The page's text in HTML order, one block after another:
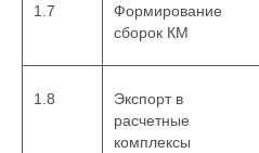
1.7
Формирование
сборок КМ
1.8
Экспорт в
расчетные
комплексы